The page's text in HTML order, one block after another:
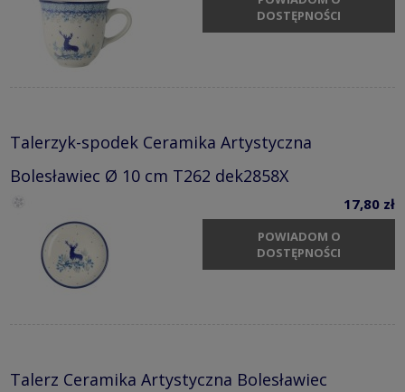
DOSTĘPNOŚCI
Talerzyk-spodek Ceramika Artystyczna
Bolesławiec Ø 10 cm T262 dek2858X
17,80 zł
POWIADOM O
DOSTĘPNOŚCI
Talerz Ceramika Artystyczna Bolesławiec